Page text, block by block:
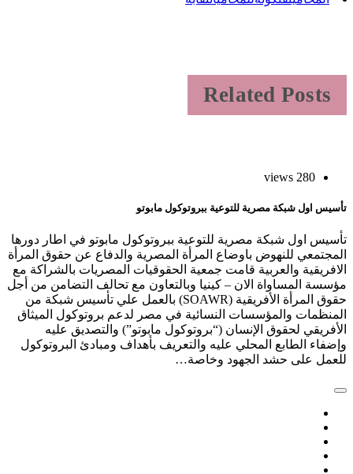
Related Posts
280 views
اول شبكة مصرية للتوعية ببروتوكول مابوتو
اول شبكة مصرية للتوعية ببروتوكول مابوتو في اطار دورها
للنهوض باوضاع المرأة المصرية والدفاع عن حقوق المرأة
والعربية قامت جمعية الحقوقيات المصريات بالشراكة مع
المساواة الان – كينيا وبالتعاون مع تحالف التضامن من أجل
حقوق المرأة الأفريقية (SOAWR) بالعمل علي تأسيس شبكة من
والمؤسسات النسائية في مصر لدعم بروتوكول الميثاق
لحقوق الإنسان (“بروتوكول مابوتو”) والتصديق عليه
الطابع المحلي عليه والتعريف بأهداف ومبادئ البروتوكول
على حشد الجهود وخاصة…